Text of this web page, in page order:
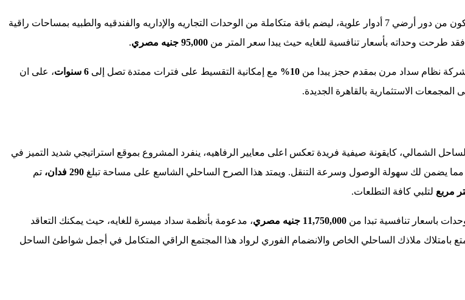
، وتم تصميمه بذكاء هندسي يتكون من دور أرضي 7 أدوار علوية، ليضم باقة متكاملة من الوحدات التجاريه والإداريه والفندقيه والطبيه بمساحات راقية
فقد طرحت وحداته بأسعار تنافسية للغايه حيث يبدا سعر المتر من 95,000 جنيه مصري .
نظام سداد مرن بمقدم حجز يبدا من مع إمكانية التقسيط على فترات ممتدة تصل إلى
، على ان
الاستثمارية بالقاهرة الجديدة.
الشمالي، كايقونة صيفية فريدة تعكس اعلى معايير الرفاهيه، ينفرد المشروع بموقع استراتيجي شديد التميز في
مما يضمن لك سهولة الوصول وسرعة التنقل. ويمتد هذا الصرح الساحلي الشاسع على مساحة تبلغ 290 فدان،
تم
لتلبي كافة التطلعات.
باسعار تنافسية تبدا من 11,750,000 جنيه مصري
، مدعومة بأنظمة سداد ميسرة للغايه، حيث يمكنك التعاقد
بامتلاك ملاذك الساحلي الخاص والانضمام الفوري لرواد هذا المجتمع الراقي المتكامل في أجمل شواطئ الساحل